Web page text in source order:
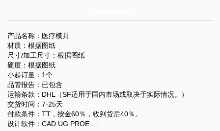
产品名称：医疗模具
材质：根据图纸
尺寸/加工尺寸：根据图纸
硬度：根据图纸
小起订量：1个
品管报告：已包含
运输条款：DHL（SF适用于国内市场或取决于实际情况。）
交货时间：7-25天
付款条件：TT，按金60％，收到货后40％。
设计软件：CAD UG PROE ...